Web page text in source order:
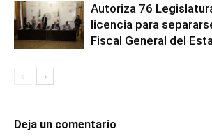
Autoriza 76
licencia para
Fiscal General del
Deja un comentario